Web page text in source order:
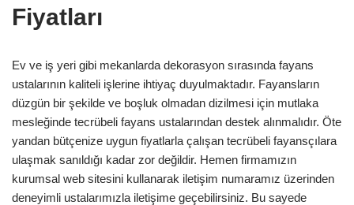
Fiyatları
Ev ve iş yeri gibi mekanlarda dekorasyon sırasında fayans
ustalarının kaliteli işlerine ihtiyaç duyulmaktadır. Fayansların
düzgün bir şekilde ve boşluk olmadan dizilmesi için mutlaka
mesleğinde tecrübeli fayans ustalarından destek alınmalıdır. Öte
yandan bütçenize uygun fiyatlarla çalışan tecrübeli fayansçılara
ulaşmak sanıldığı kadar zor değildir. Hemen firmamızın
kurumsal web sitesini kullanarak iletişim numaramız üzerinden
deneyimli ustalarımızla iletişime geçebilirsiniz. Bu sayede